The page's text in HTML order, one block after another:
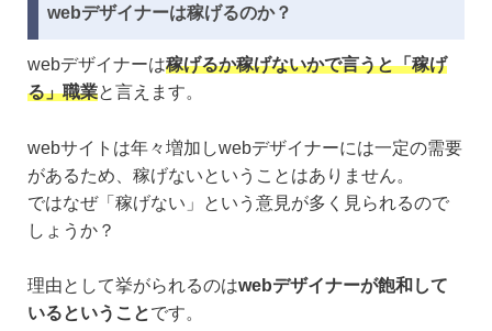
webデザイナーは稼げるのか？
webデザイナーは稼げるか稼げないかで言うと「稼げ
る」職業と言えます。
webサイトは年々増加しwebデザイナーには一定の需要
があるため、稼げないということはありません。
ではなぜ「稼げない」という意見が多く見られるので
しょうか？
理由として挙がられるのはwebデザイナーが飽和して
いるということです。